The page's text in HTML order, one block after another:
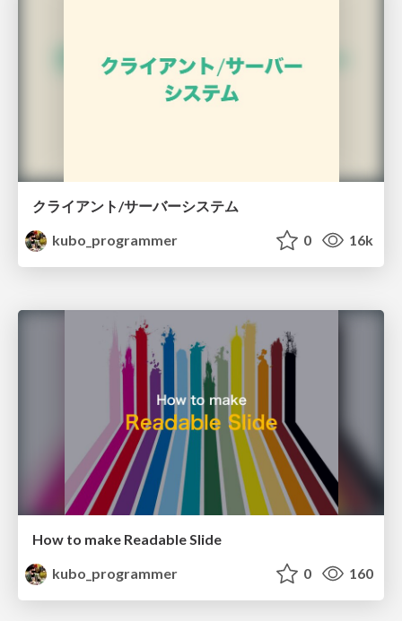
クライアント/サーバーシステム
kubo_programmer
0 16k
How to make Readable Slide
kubo_programmer
0 160